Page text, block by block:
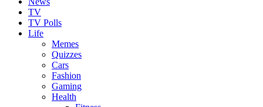
TV
TV Polls
Life
Memes
Quizzes
Cars
Fashion
Gaming
Health